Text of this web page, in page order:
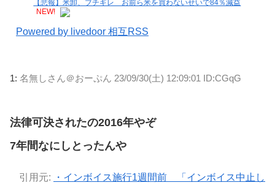
【悲報】米卸、ブチギレ お前ら米を買わないせいで84％減益
NEW!
Powered by livedoor 相互RSS
1: 名無しさん＠おーぷん 23/09/30(土) 12:09:01 ID:CGqG
法律可決されたの2016年やぞ
7年間なにしとったんや
引用元:
・インボイス施行1週間前 「インボイス中止し